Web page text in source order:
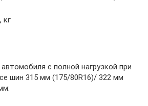
кг
с полной нагрузкой при
шин 315 мм (175/80R16)/ 322 мм